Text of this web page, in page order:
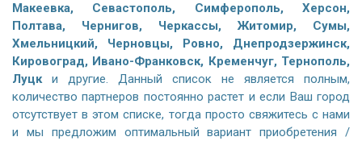
Макеевка, Севастополь, Симферополь, Херсон,
Полтава, Чернигов, Черкассы, Житомир, Сумы,
Хмельницкий, Черновцы, Ровно, Днепродзержинск,
Кировоград, Ивано-Франковск, Кременчуг, Тернополь,
Луцки другие. Данный список не является полным,
количество партнеров постоянно растет и если Ваш город
отсутствует в этом списке, тогда просто свяжитесь с нами
и мы предложим оптимальный вариант приобретения /